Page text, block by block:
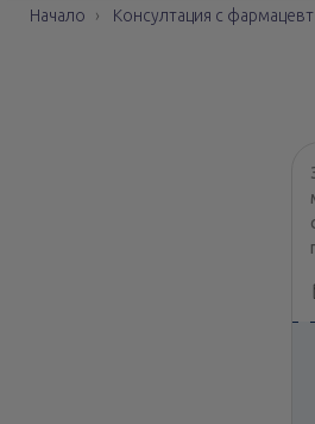
Начало Консултация с фармацевт